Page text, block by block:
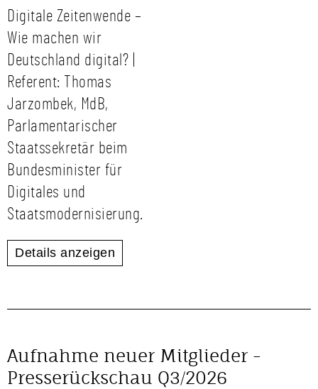
Digitale Zeitenwende –
Wie machen wir
Deutschland digital? |
Referent: Thomas
Jarzombek, MdB,
Parlamentarischer
Staatssekretär beim
Bundesminister für
Digitales und
Staatsmodernisierung.
Details anzeigen
Aufnahme neuer Mitglieder -
Presserückschau Q3/2026